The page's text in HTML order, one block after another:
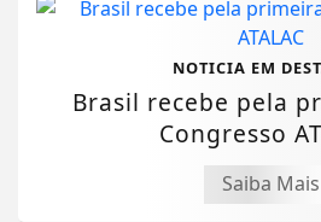
NOTICIA EM
Brasil recebe pela
Congresso
Saiba Mais